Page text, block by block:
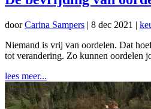
doorCarina Sampers | 8 dec 2021 |
Niemand is vrij van oordelen. Dat
tot verandering. Zo kunnen oordelen
lees meer...